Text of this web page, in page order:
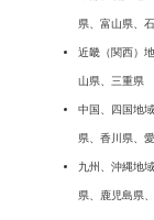
県、富山県、
近畿（関西）
山県、三重県
中国、四国地
県、香川県、
九州、沖縄地
県、鹿児島県